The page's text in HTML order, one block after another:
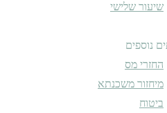
שיעור שלישי
נוספים
החזרי מס
מיחזור משכנתא
ביטוח